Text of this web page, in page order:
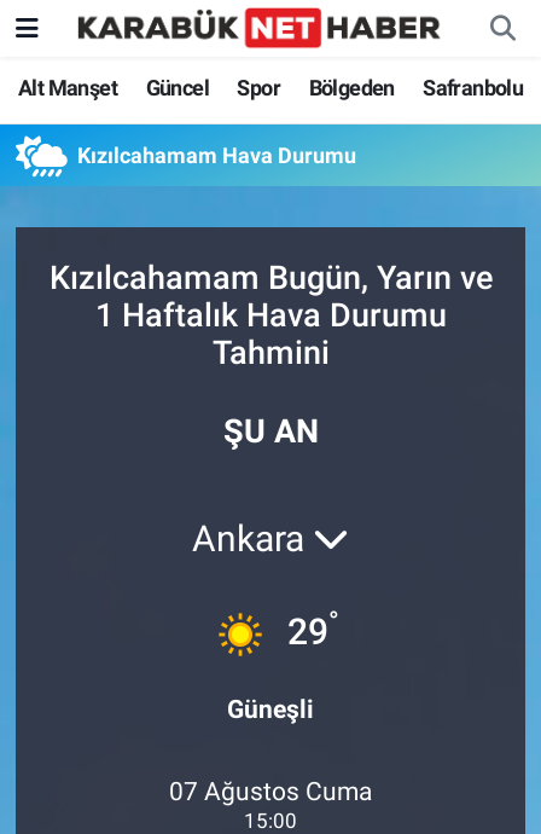
Alt Manşet Güncel Spor Bölgeden Safranbolu
Kızılcahamam Hava Durumu
Kızılcahamam Bugün, Yarın ve
1 Haftalık Hava Durumu
Tahmini
ŞU AN
Ankara
29°
Güneşli
07 Ağustos Cuma
15:00